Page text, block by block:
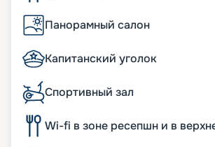
Панорамный салон
Капитанский уголок
Спортивный зал
Wi-fi в зоне ресепшн и в